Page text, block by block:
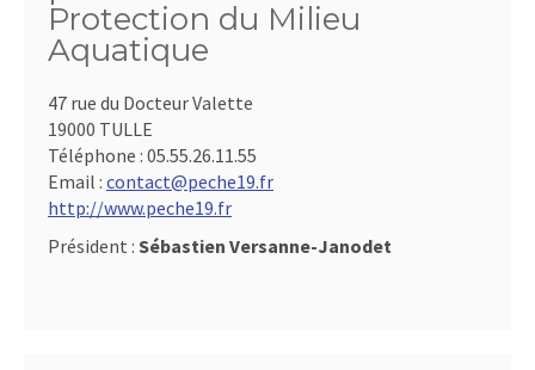
Protection du Milieu
Aquatique
47 rue du Docteur Valette
19000 TULLE
Téléphone : 05.55.26.11.55
Email : contact@peche19.fr
http://www.peche19.fr
Président : Sébastien Versanne-Janodet